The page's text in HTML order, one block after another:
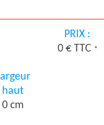
PRIX :
0 € TTC *
haut
0 cm